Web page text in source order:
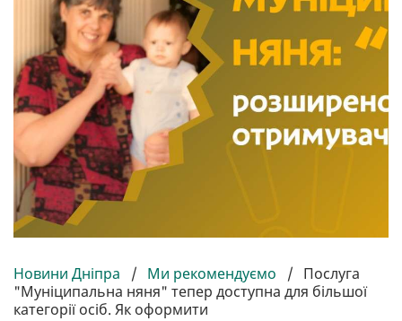
Новини Дніпра / Ми рекомендуємо / Послуга
"Муніципальна няня" тепер доступна для більшої
категорії осіб. Як оформити